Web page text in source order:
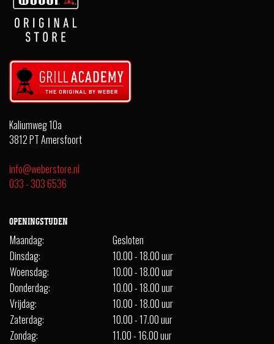
Kaliumweg 10a
3812 PT Amersfoort
info@weberstore.nl
033 - 303 6536
OPENINGSTIJDEN
Maandag:
Gesloten
Dinsdag:
10.00 - 18.00 uur
Woensdag:
10.00 - 18.00 uur
Donderdag:
10.00 - 18.00 uur
Vrijdag:
10.00 - 18.00 uur
Zaterdag:
10.00 - 17.00 uur
Zondag:
11.00 - 16.00 uur